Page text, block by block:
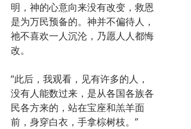
明，神的心意向来没有改变，救恩
是为万民预备的。神并不偏待人，
祂不喜欢一人沉沦，乃愿人人都悔
改。
“此后，我观看，见有许多的人，
没有人能数过来，是从各国各族各
民各方来的，站在宝座和羔羊面
前，身穿白衣，手拿棕树枝。”